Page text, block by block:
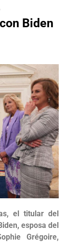
Biden
el titular del
esposa del
Grégoire,